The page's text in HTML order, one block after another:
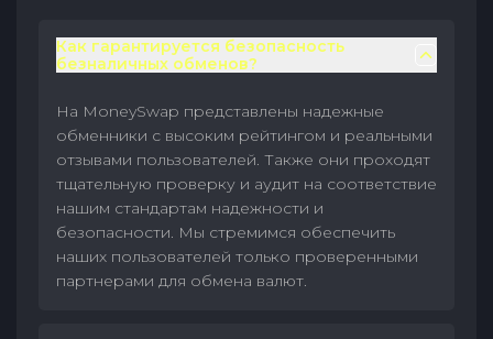
Как гарантируется безопасность
безналичных обменов?
На MoneySwap представлены надежные
обменники с высоким рейтингом и реальными
отзывами пользователей. Также они проходят
тщательную проверку и аудит на соответствие
нашим стандартам надежности и
безопасности. Мы стремимся обеспечить
наших пользователей только проверенными
партнерами для обмена валют.